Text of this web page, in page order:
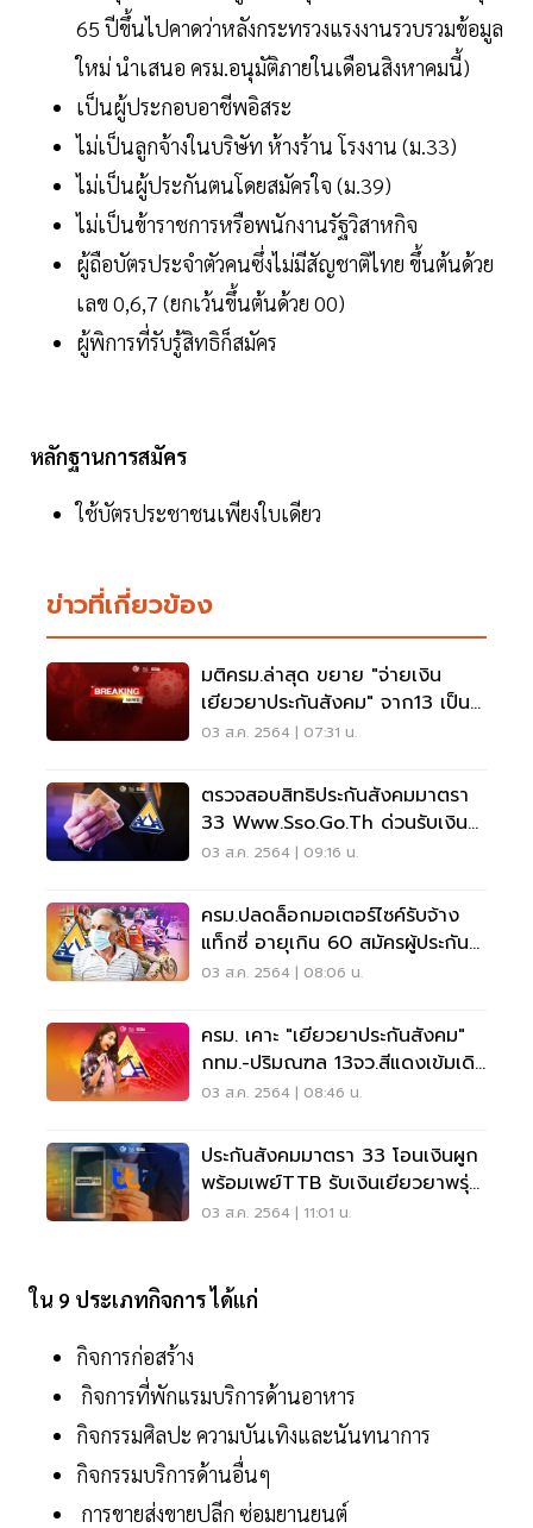
65 ปีขึ้นไปคาดว่าหลังกระทรวงแรงงานรวบรวมข้อมูล
ใหม่ นำเสนอ ครม.อนุมัติภายในเดือนสิงหาคมนี้)
เป็นผู้ประกอบอาชีพอิสระ
ไม่เป็นลูกจ้างในบริษัท ห้างร้าน โรงงาน (ม.33)
ไม่เป็นผู้ประกันตนโดยสมัครใจ (ม.39)
ไม่เป็นข้าราชการหรือพนักงานรัฐวิสาหกิจ
ผู้ถือบัตรประจำตัวคนซึ่งไม่มีสัญชาติไทย ขึ้นต้นด้วย
เลข 0,6,7 (ยกเว้นขึ้นต้นด้วย 00)
ผู้พิการที่รับรู้สิทธิก็สมัคร
หลักฐานการสมัคร
ใช้บัตรประชาชนเพียงใบเดียว
ข่าวที่เกี่ยวข้อง
มติครม.ล่าสุด ขยาย "จ่ายเงิน
เยียวยาประกันสังคม" จาก13 เป็น
29 จว.สีแดงเข้ม
03 ส.ค. 2564 | 07:31 น.
ตรวจสอบสิทธิประกันสังคมมาตรา
33 Www.sso.go.th ด่วนรับเงิน
เยียวยา 2,500 บาท
03 ส.ค. 2564 | 09:16 น.
ครม.ปลดล็อกมอเตอร์ไซค์รับจ้าง
แท็กซี่ อายุเกิน 60 สมัครผู้ประกัน
ตนมาตรา40
03 ส.ค. 2564 | 08:06 น.
ครม. เคาะ "เยียวยาประกันสังคม"
กทม.-ปริมณฑล 13จว.สีแดงเข้มเดิม
รวม2เดือน
03 ส.ค. 2564 | 08:46 น.
ประกันสังคมมาตรา 33 โอนเงินผูก
พร้อมเพย์TTB รับเงินเยียวยาพรุ่ง
นี้ 4 ส.ค.
03 ส.ค. 2564 | 11:01 น.
ใน 9 ประเภทกิจการ ได้แก่
กิจการก่อสร้าง
กิจการที่พักแรมบริการด้านอาหาร
กิจกรรมศิลปะ ความบันเทิงและนันทนาการ
กิจกรรมบริการด้านอื่นๆ
การขายส่งขายปลีก ซ่อมยานยนต์